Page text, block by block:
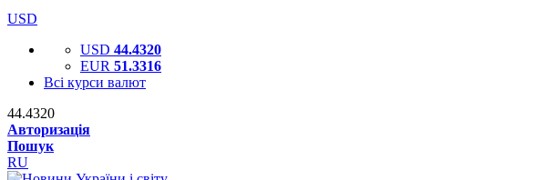
USD
USD 44.4320
EUR 51.3316
Всі курси валют
44.4320
Авторизація
Пошук
RU